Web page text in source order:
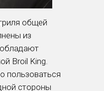
общей
из
обладают
Broil King.
пользоваться
стороны